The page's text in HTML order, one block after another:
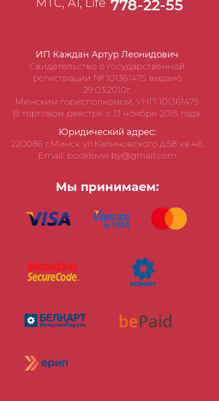
ИП Каждан Артур Леонидович
Свидетельство о государственной
регистрации № 101361475 выдано
29.03.2010г.
Минским горисполкомом, УНП 101361475
В торговом реестре с 13 ноября 2015 года.
Юридический адрес:
220086 г.Минск ул.Калиновского д.58 кв.46,
Email: booklover.by@gmail.com
Мы принимаем:
778-22-55